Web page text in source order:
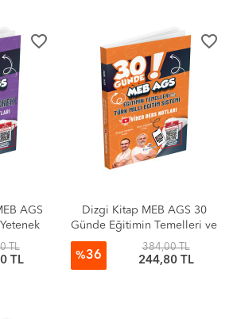
favorite_border
AGS
TL
TL
favorite_border
Dizgi Kitap MEB AGS 30
Günde Eğitimin Temelleri ve
Türk Milli Eğitim Sistemi
Video Ders Notları Ziya
Sümer Özgür Hamal
%36
384,00 TL
244,80 TL